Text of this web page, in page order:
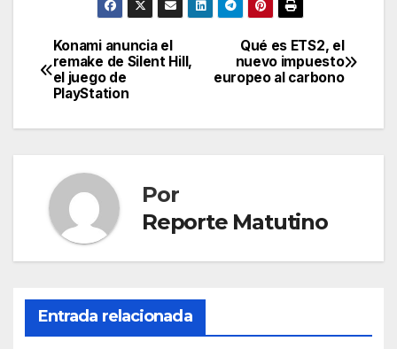
Navegación
de
entradas
Qué es ETS2, el
nuevo impuesto
europeo al carbono
Konami anuncia el
remake de Silent Hill,
el juego de
PlayStation
Por
Reporte Matutino
Entrada relacionada